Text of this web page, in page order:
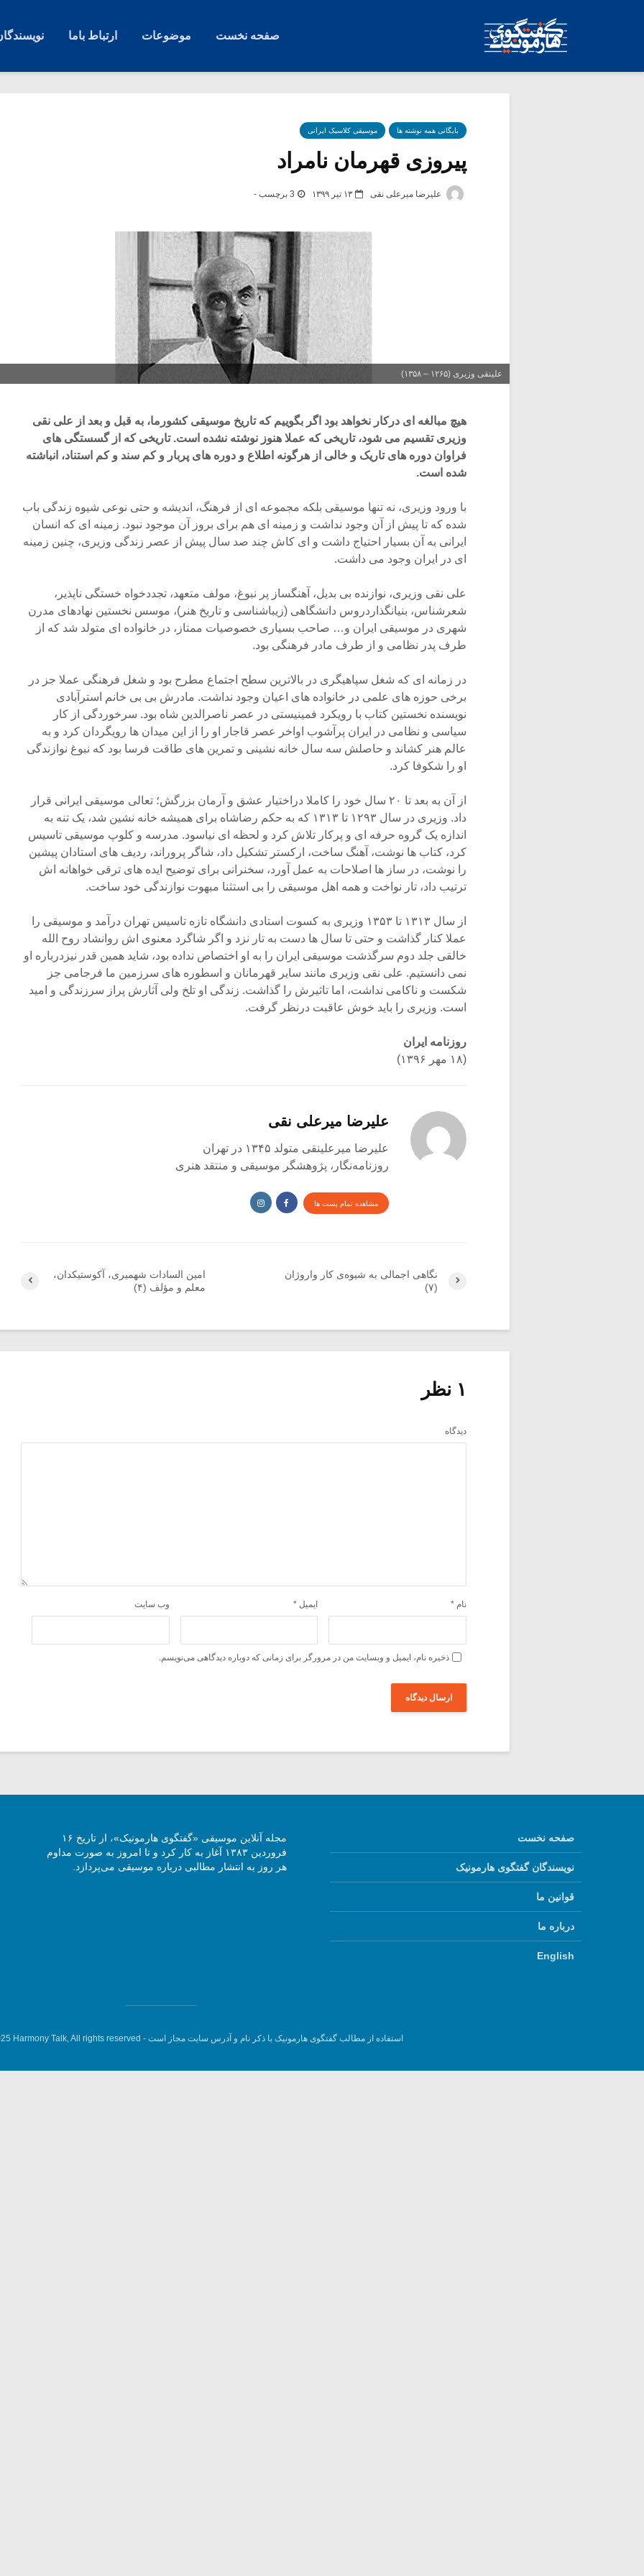
صفحه نخست موضوعات ارتباط باما
بایگانی همه نوشته ها موسیقی کلاسیک ایرانی
پیروزی قهرمان نامراد
علیرضا میرعلی نقی ۱۳ تیر ۱۳۹۹ 3 برچسب -
علینقی وزیری (۱۲۶۵ – ۱۳۵۸)
هیچ مبالغه ای درکار نخواهد بود اگر بگوییم که تاریخ موسیقی کشورما، به قبل و بعد از علی نقی
وزیری تقسیم می شود، تاریخی که عملا هنوز نوشته نشده است. تاریخی که از گسستگی های
فراوان دوره های تاریک و خالی از هرگونه اطلاع و دوره های پربار و کم سند و کم استناد، انباشته
شده است.
با ورود وزیری، نه تنها موسیقی بلکه مجموعه ای از فرهنگ، اندیشه و حتی نوعی شیوه زندگی باب
شده که تا پیش از آن وجود نداشت و زمینه ای هم برای بروز آن موجود نبود. زمینه ای که انسان
ایرانی به آن بسیار احتیاج داشت و ای کاش چند صد سال پیش از عصر زندگی وزیری، چنین زمینه
ای در ایران وجود می داشت.
علی نقی وزیری، نوازنده بی بدیل، آهنگساز پر نبوغ، مولف متعهد، تجددخواه خستگی ناپذیر،
شعرشناس، بنیانگذاردروس دانشگاهی (زیباشناسی و تاریخ هنر)، موسس نخستین نهادهای مدرن
شهری در موسیقی ایران و… صاحب بسیاری خصوصیات ممتاز، در خانواده ای متولد شد که از
طرف پدر نظامی و از طرف مادر فرهنگی بود.
در زمانه ای که شغل سپاهیگری در بالاترین سطح اجتماع مطرح بود و شغل فرهنگی عملا جز در
برخی حوزه های علمی در خانواده های اعیان وجود نداشت. مادرش بی بی خانم استرآبادی
نویسنده نخستین کتاب با رویکرد فمینیستی در عصر ناصرالدین شاه بود. سرخوردگی از کار
سیاسی و نظامی در ایران پرآشوب اواخر عصر قاجار او را از این میدان ها رویگردان کرد و به
عالم هنر کشاند و حاصلش سه سال خانه نشینی و تمرین های طاقت فرسا بود که نبوغ نوازندگی
او را شکوفا کرد.
از آن به بعد تا ۲۰ سال خود را کاملا دراختیار عشق و آرمان بزرگش؛ تعالی موسیقی ایرانی قرار
داد. وزیری در سال ۱۲۹۳ تا ۱۳۱۳ که به حکم رضاشاه برای همیشه خانه نشین شد، یک تنه به
اندازه یک گروه حرفه ای و پرکار تلاش کرد و لحظه ای نیاسود. مدرسه و کلوپ موسیقی تاسیس
کرد، کتاب ها نوشت، آهنگ ساخت، ارکستر تشکیل داد، شاگر پروراند، ردیف های استادان پیشین
را نوشت، در ساز ها اصلاحات به عمل آورد، سخنرانی برای توضیح ایده های ترقی خواهانه اش
ترتیب داد، تار نواخت و همه اهل موسیقی را بی استثنا مبهوت نوازندگی خود ساخت.
از سال ۱۳۱۳ تا ۱۳۵۳ وزیری به کسوت استادی دانشگاه تازه تاسیس تهران درآمد و موسیقی را
عملا کنار گذاشت و حتی تا سال ها دست به تار نزد و اگر شاگرد معنوی اش روانشاد روح الله
خالقی جلد دوم سرگذشت موسیقی ایران را به او اختصاص نداده بود، شاید همین قدر نیزدرباره او
نمی دانستیم. علی نقی وزیری مانند سایر قهرمانان و اسطوره های سرزمین ما فرجامی جز
شکست و ناکامی نداشت، اما تاثیرش را گذاشت. زندگی او تلخ ولی آثارش پراز سرزندگی و امید
است. وزیری را باید خوش عاقبت درنظر گرفت.
روزنامه ایران
(۱۸ مهر ۱۳۹۶)
علیرضا میرعلی نقی
علیرضا میرعلینقی متولد ۱۳۴۵ در تهران
روزنامه‌نگار، پژوهشگر موسیقی و منتقد هنری
مشاهده تمام پست ها
امین السادات شهمیری، آکوستیکدان،
معلم و مؤلف (۴)
نگاهی اجمالی به شیوه‌ی کار واروژان
(۷)
۱ نظر
دیدگاه
نام * ایمیل * وب‌ سایت
ذخیره نام، ایمیل و وبسایت من در مرورگر برای زمانی که دوباره دیدگاهی می‌نویسم.
صفحه نخست
نویسندگان گفتگوی هارمونیک
قوانین ما
درباره ما
English
مجله آنلاین موسیقی «گفتگوی هارمونیک»، از تاریخ ۱۶
فروردین ۱۳۸۳ آغاز به کار کرد و تا امروز به صورت مداوم
هر روز به انتشار مطالبی درباره موسیقی می‌پردازد.
استفاده از مطالب گفتگوی هارمونیک با ذکر نام و آدرس سایت مجاز است - Harmony Talk, All rights reserved.